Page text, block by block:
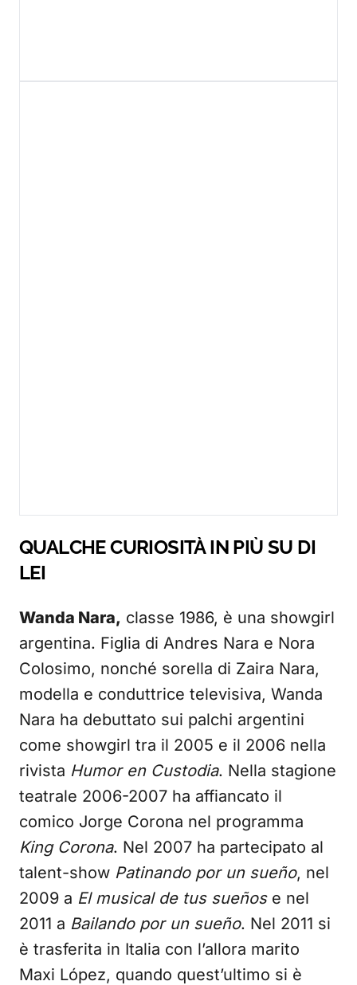
QUALCHE CURIOSITÀ IN PIÙ SU DI
LEI
Wanda Nara, classe 1986, è una showgirl
argentina. Figlia di Andres Nara e Nora
Colosimo, nonché sorella di Zaira Nara,
modella e conduttrice televisiva, Wanda
Nara ha debuttato sui palchi argentini
come showgirl tra il 2005 e il 2006 nella
rivista Humor en Custodia. Nella stagione
teatrale 2006-2007 ha affiancato il
comico Jorge Corona nel programma
King Corona. Nel 2007 ha partecipato al
talent-show Patinando por un sueño, nel
2009 a El musical de tus sueños e nel
2011 a Bailando por un sueño. Nel 2011 si
è trasferita in Italia con l’allora marito
Maxi López, quando quest’ultimo si è